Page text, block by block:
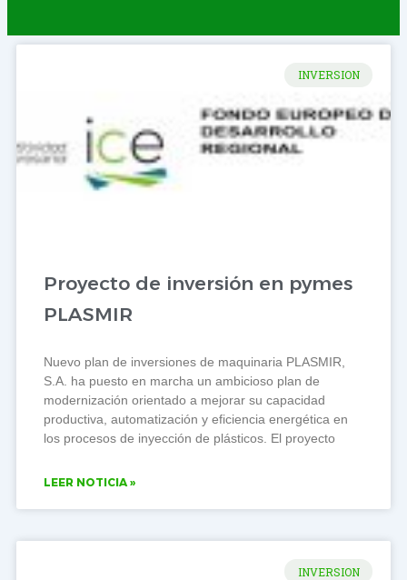
INVERSION
Proyecto de inversión en pymes
PLASMIR
Nuevo plan de inversiones de maquinaria PLASMIR,
S.A. ha puesto en marcha un ambicioso plan de
modernización orientado a mejorar su capacidad
productiva, automatización y eficiencia energética en
los procesos de inyección de plásticos. El proyecto
LEER NOTICIA »
INVERSION